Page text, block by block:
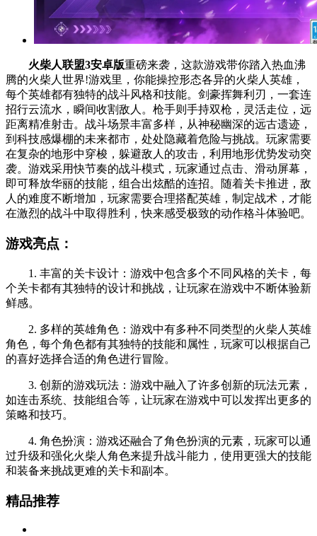
火柴人联盟3安卓版重磅来袭，这款游戏带你踏入热血沸
腾的火柴人世界!游戏里，你能操控形态各异的火柴人英雄，
每个英雄都有独特的战斗风格和技能。剑豪挥舞利刃，一套连
招行云流水，瞬间收割敌人。枪手则手持双枪，灵活走位，远
距离精准射击。战斗场景丰富多样，从神秘幽深的远古遗迹，
到科技感爆棚的未来都市，处处隐藏着危险与挑战。玩家需要
在复杂的地形中穿梭，躲避敌人的攻击，利用地形优势发动突
袭。游戏采用快节奏的战斗模式，玩家通过点击、滑动屏幕，
即可释放华丽的技能，组合出炫酷的连招。随着关卡推进，敌
人的难度不断增加，玩家需要合理搭配英雄，制定战术，才能
在激烈的战斗中取得胜利，快来感受极致的动作格斗体验吧。
游戏亮点：
1. 丰富的关卡设计：游戏中包含多个不同风格的关卡，每
个关卡都有其独特的设计和挑战，让玩家在游戏中不断体验新
鲜感。
2. 多样的英雄角色：游戏中有多种不同类型的火柴人英雄
角色，每个角色都有其独特的技能和属性，玩家可以根据自己
的喜好选择合适的角色进行冒险。
3. 创新的游戏玩法：游戏中融入了许多创新的玩法元素，
如连击系统、技能组合等，让玩家在游戏中可以发挥出更多的
策略和技巧。
4. 角色扮演：游戏还融合了角色扮演的元素，玩家可以通
过升级和强化火柴人角色来提升战斗能力，使用更强大的技能
和装备来挑战更难的关卡和副本。
精品推荐